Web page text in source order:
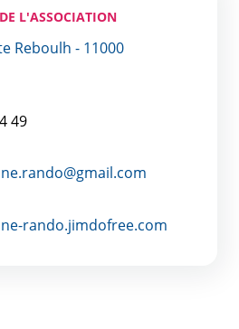
L'ASSOCIATION
Reboulh - 11000
49
rando.jimdofree.com